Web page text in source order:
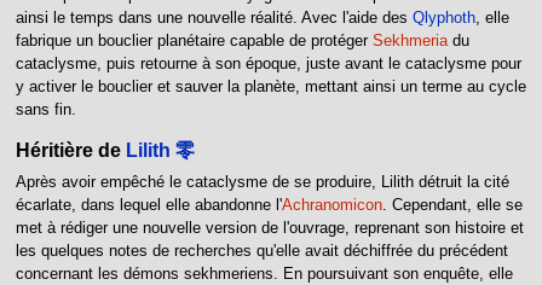
ainsi le temps dans une nouvelle réalité. Avec l'aide des Qlyphoth, elle
fabrique un bouclier planétaire capable de protéger Sekhmeriadu
cataclysme, puis retourne à son époque, juste avant le cataclysme pour
y activer le bouclier et sauver la planète, mettant ainsi un terme au cycle
sans fin.
Héritière de Lilith 零
Après avoir empêché le cataclysme de se produire, Lilith détruit la cité
écarlate, dans lequel elle abandonne l'Achranomicon. Cependant, elle se
met à rédiger une nouvelle version de l'ouvrage, reprenant son histoire et
les quelques notes de recherches qu'elle avait déchiffrée du précédent
concernant les démons sekhmeriens. En poursuivant son enquête, elle